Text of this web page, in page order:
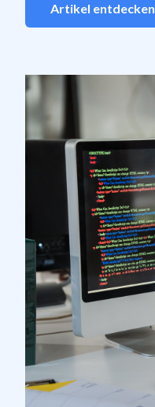
Artikel entdecken